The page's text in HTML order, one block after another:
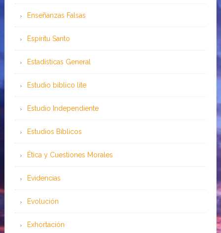
Enseñanzas Falsas
Espíritu Santo
Estadísticas General
Estudio bíblico lite
Estudio Independiente
Estudios Bíblicos
Ética y Cuestiones Morales
Evidencias
Evolución
Exhortación